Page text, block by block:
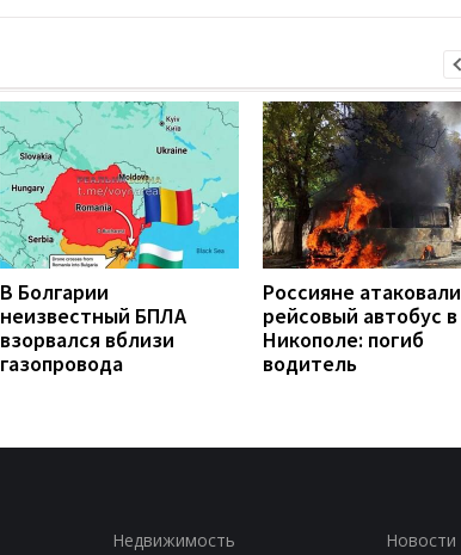
В Болгарии
неизвестный БПЛА
взорвался вблизи
газопровода
Россияне атаковали
рейсовый автобус в
Никополе: погиб
водитель
Недвижимость Новости